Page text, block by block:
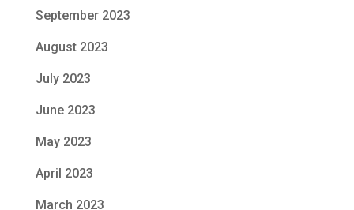
September 2023
August 2023
July 2023
June 2023
May 2023
April 2023
March 2023